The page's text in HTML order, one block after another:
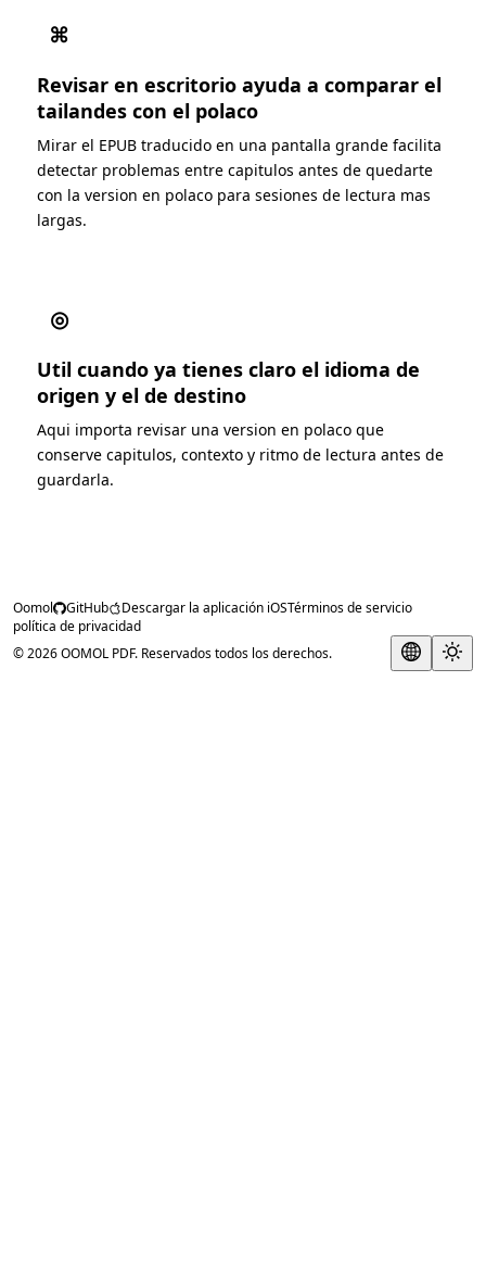
⌘
Revisar en escritorio ayuda a comparar el
tailandes con el polaco
Mirar el EPUB traducido en una pantalla grande facilita
detectar problemas entre capitulos antes de quedarte
con la version en polaco para sesiones de lectura mas
largas.
◎
Util cuando ya tienes claro el idioma de
origen y el de destino
Aqui importa revisar una version en polaco que
conserve capitulos, contexto y ritmo de lectura antes de
guardarla.
Oomol GitHub Descargar la aplicación iOSTérminos de servicio
política de privacidad
© 2026 OOMOL PDF. Reservados todos los derechos.